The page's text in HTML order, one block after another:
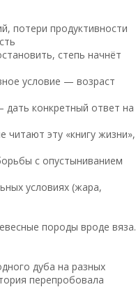
потери продуктивности
степь начнёт
условие — возраст
дать конкретный ответ на
читают эту «книгу жизни»,
с опустыниванием
условиях (жара,
породы вроде вяза.
дуба на разных
перепробовала